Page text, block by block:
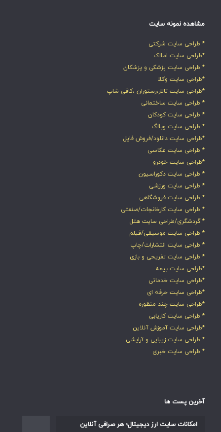
مشاهده نمونه سایت
* طراحی سایت شرکتی
*طراحی سایت املاک
* طراحی سایت پزشکی و پزشکان
*طراحی سایت وکلا
*طراحی سایت تالار،رستوران ،کافی شاپ
* طراحی سایت ساختمانی
* طراحی سایت کودکان
* طراحی سایت وبلاگ
*طراحی سایت دانلود/فروش فایل
* طراحی سایت عکاسی
*طراحی سایت خودرو
* طراحی سایت دکوراسیون
* طراحی سایت ورزشی
* طراحی سایت فروشگاهی
* طراحی سایت کارخانجات/صنعتی
* گردشگری/طراحی سایت هتل
* طراحی سایت موسیقی/فیلم
* طراحی سایت انتشارات/چاپ
* طراحی سایت تفریحی و بازی
*طراحی سایت بیمه
*طراحی سایت خدماتی
*طراحی سایت حرفه ای
*طراحی سایت چند منظوره
* طراحی سایت کاریابی
*طراحی سایت آموزش آنلاین
* طراحی سایت زیبایی و آرایشی
* طراحی سایت خبری
آخرین پست ها
امکانات سایت ارز دیجیتال؛ هر صرافی آنلاین